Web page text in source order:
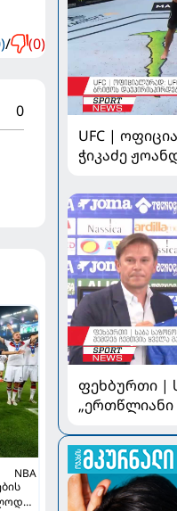
/ (0)
0
NBA
UFC |
ჭიკაძე
ფეხბურთი |
„ერთწლიანი